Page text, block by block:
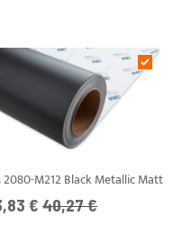
2080-M212 Black Metallic Matt
€ UVP
40,27 €